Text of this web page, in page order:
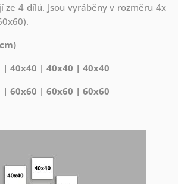
ze 4 dílů. Jsou vyráběny v rozměru 4x
| 40x40 | 40x40
| 60x60 | 60x60